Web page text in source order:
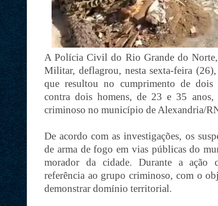
A Polícia Civil do Rio Grande do
Militar, deflagrou, nesta sexta-feira (26),
que resultou no cumprimento de dois
contra dois homens, de 23 e 35
criminoso no município de Alexandria/
De acordo com as investigações, os
de arma de fogo em vias públicas do
morador da cidade. Durante a ação
referência ao grupo criminoso, com o
demonstrar domínio territorial.